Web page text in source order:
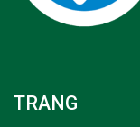
TRANG